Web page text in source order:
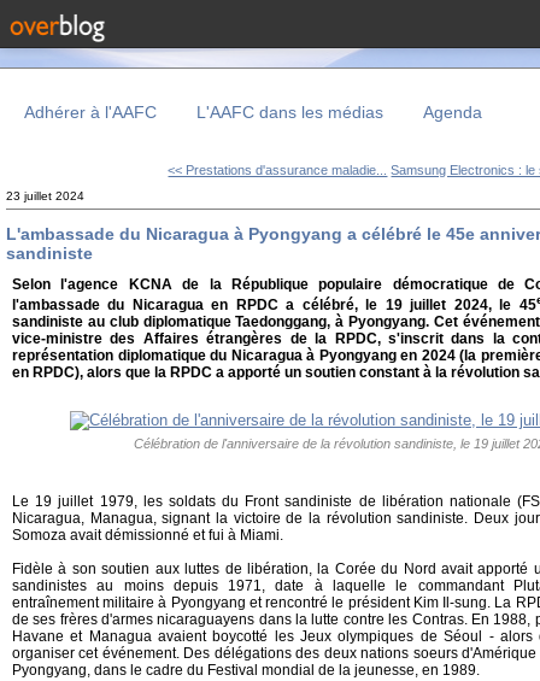
Adhérer à l'AAFC L'AAFC dans les médias Agenda
<< Prestations d'assurance maladie... Samsung Electronics : le
23 juillet 2024
L'ambassade du Nicaragua à Pyongyang a célébré le 45e
sandiniste
Selon l'agence KCNA de la République populaire démocratique de
l'ambassade du Nicaragua en RPDC a célébré, le 19 juillet 2024, le 45
sandiniste au club diplomatique Taedonggang, à Pyongyang. Cet
vice-ministre des Affaires étrangères de la RPDC, s'inscrit dans la
représentation diplomatique du Nicaragua à Pyongyang en 2024 (la
en RPDC), alors que la RPDC a apporté un soutien constant à la révolution
Célébration de l'anniversaire de la révolution sandiniste, le 19 juillet
Le 19 juillet 1979, les soldats du Front sandiniste de libération nationale
Nicaragua, Managua, signant la victoire de la révolution sandiniste. Deux
Somoza avait démissionné et fui à Miami.
Fidèle à son soutien aux luttes de libération, la Corée du Nord avait apporté
sandinistes au moins depuis 1971, date à laquelle le commandant
entraînement militaire à Pyongyang et rencontré le président Kim Il-sung. La
de ses frères d'armes nicaraguayens dans la lutte contre les Contras. En 1988,
Havane et Managua avaient boycotté les Jeux olympiques de Séoul -
organiser cet événement. Des délégations des deux nations soeurs
Pyongyang, dans le cadre du Festival mondial de la jeunesse, en 1989.